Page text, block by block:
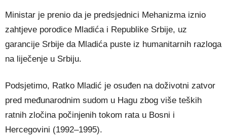
Ministar je prenio da je predsjednici Mehanizma iznio
zahtjeve porodice Mladića i Republike Srbije, uz
garancije Srbije da Mladića puste iz humanitarnih razloga
na liječenje u Srbiju.
Podsjetimo, Ratko Mladić je osuđen na doživotni zatvor
pred međunarodnim sudom u Hagu zbog više teških
ratnih zločina počinjenih tokom rata u Bosni i
Hercegovini (1992–1995).